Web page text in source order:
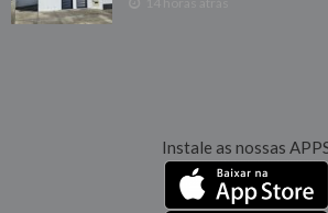
Instale as nossas